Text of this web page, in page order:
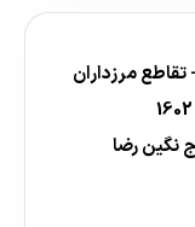
مرزداران
نگین رضا